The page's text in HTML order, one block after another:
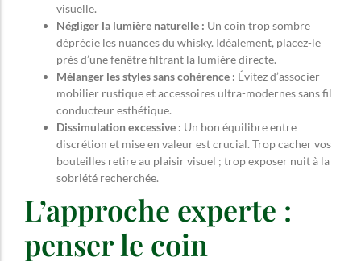
visuelle.
Négliger la lumière naturelle : Un coin trop sombre
déprécie les nuances du whisky. Idéalement, placez-le
près d’une fenêtre filtrant la lumière directe.
Mélanger les styles sans cohérence : Évitez d’associer
mobilier rustique et accessoires ultra-modernes sans fil
conducteur esthétique.
Dissimulation excessive : Un bon équilibre entre
discrétion et mise en valeur est crucial. Trop cacher vos
bouteilles retire au plaisir visuel ; trop exposer nuit à la
sobriété recherchée.
L’approche experte :
penser le coin